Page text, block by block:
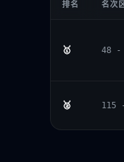
排名 名次
🥇 48 -
🥈 115